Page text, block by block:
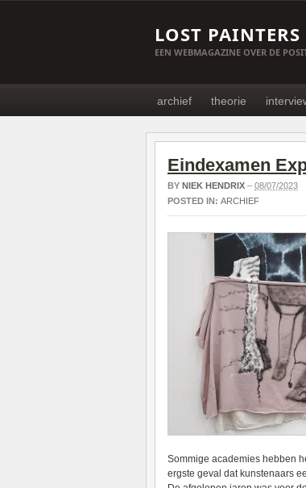
LOST PAINTERS
EEN WEBMAGAZINE OVER DE
archief theorie
Eindexamen
BY NIEK HENDRIX – 08/07/2023
POSTED IN: ARCHIEF
Sommige academies hebben
ergste geval dat kunstenaars